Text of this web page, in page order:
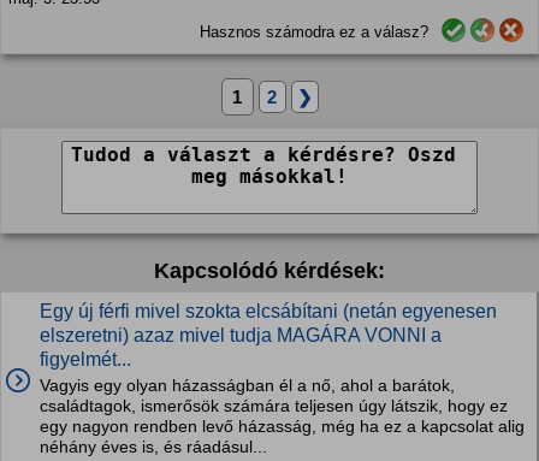
Hasznos számodra ez a válasz?
1 2 ❯
Kapcsolódó kérdések:
Egy új férfi mivel szokta elcsábítani (netán egyenesen
elszeretni) azaz mivel tudja MAGÁRA VONNI a
figyelmét...
Vagyis egy olyan házasságban él a nő, ahol a barátok,
családtagok, ismerősök számára teljesen úgy látszik, hogy ez
egy nagyon rendben levő házasság, még ha ez a kapcsolat alig
néhány éves is, és ráadásul...